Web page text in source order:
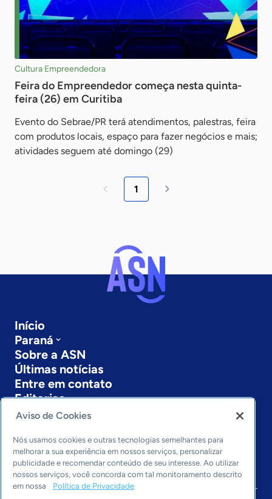
Cultura Empreendedora
Feira do Empreendedor começa nesta quinta-
feira (26) em Curitiba
Evento do Sebrae/PR terá atendimentos, palestras, feira
com produtos locais, espaço para fazer negócios e mais;
atividades seguem até domingo (29)
1
Início
Paraná
Sobre a ASN
Últimas notícias
Entre em contato
Editorias
Economia & Política
Inovação & Tecnologia
Cultura empreendedora
Dados
Arquivo
Aviso de Cookies
Nós usamos cookies e outras tecnologias semelhantes para
melhorar a sua experiência em nossos serviços, personalizar
publicidade e recomendar conteúdo de seu interesse. Ao utilizar
nossos serviços, você concorda com tal monitoramento descrito
em nossa
Política de Privacidade